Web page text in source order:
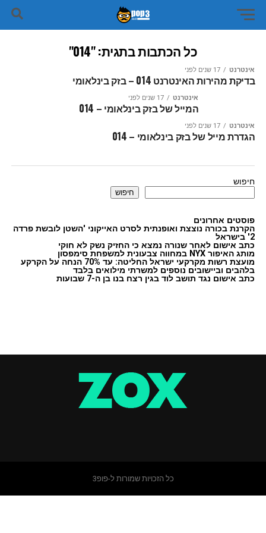
כל הכתבות בתגית: "014"
אינטרנט 17 שנים לפני
בדיקת מהירות האינטרנט 014 – בזק בינלאומי
אינטרנט 17 שנים לפני
המייל של בזק בינלאומי – 014
אינטרנט 17 שנים לפני
הגדרת מייל של בזק בינלאומי – 014
חיפוש
חיפוש
פוסטים אחרונים
הקרנת בכורה נוצצת ואופנתית לסרט האייקוני 'השטן לובשת פרדה
2' בישראל
כתב אישום לאחר שנורה נמצא כי החזיק נשק לא חוקי
מותג האיפור NYX במחווה צבעונית למשפחת סימפסון
מועצת רשות מקרקעי ישראל החליטה: עד 70% הנחה על הקרקע
בלהבים וביישובים נוספים למשרתי מילואים בלבד
כתב אישום נגד תושב לוד בגין רצח בנו בן ה-7 שבועות
כל הזכויות שמורות ל-פופ3